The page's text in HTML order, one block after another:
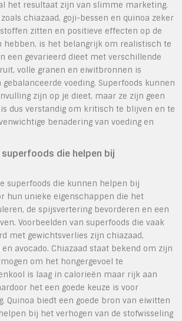
het resultaat zijn van slimme marketing.
chiazaad, goji-bessen en quinoa zeker
zitten en positieve effecten op de
hebben, is het belangrijk om realistisch te
een gevarieerd dieet met verschillende
volle granen en eiwitbronnen is
voeding. Superfoods kunnen
zijn op je dieet, maar ze zijn geen
dus verstandig om kritisch te blijven en te
benadering van voeding en
die helpen bij
superfoods die kunnen helpen bij
hun unieke eigenschappen die het
de spijsvertering bevorderen en een
Voorbeelden van superfoods die vaak
met gewichtsverlies zijn chiazaad,
avocado. Chiazaad staat bekend om zijn
om het hongergevoel te
is laag in calorieën maar rijk aan
het een goede keuze is voor
Quinoa biedt een goede bron van eiwitten
bij het verhogen van de stofwisseling